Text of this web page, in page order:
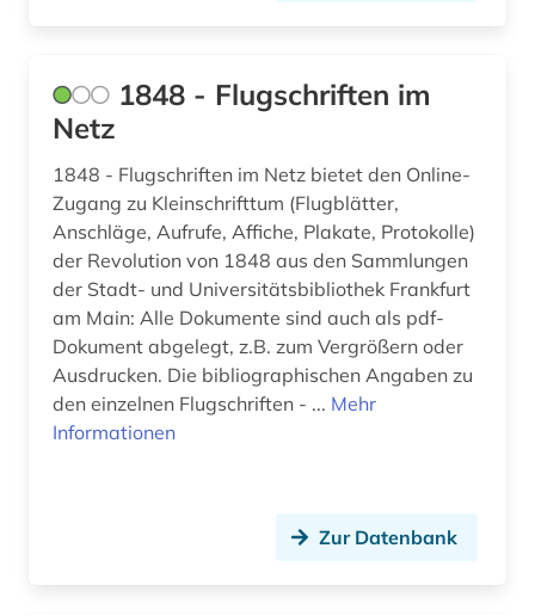
autobiografie (3)
autobiografische literatur (4)
autobiographie (1)
autografen (1)
autograph (3)
autor (2)
1848 - Flugschriften im
Netz
1848 - Flugschriften im Netz bietet den Online-
Zugang zu Kleinschrifttum (Flugblätter,
Anschläge, Aufrufe, Affiche, Plakate, Protokolle)
der Revolution von 1848 aus den Sammlungen
der Stadt- und Universitätsbibliothek Frankfurt
am Main: Alle Dokumente sind auch als pdf-
Dokument abgelegt, z.B. zum Vergrößern oder
Ausdrucken. Die bibliographischen Angaben zu
den einzelnen Flugschriften - ... Mehr
Informationen
Zur Datenbank